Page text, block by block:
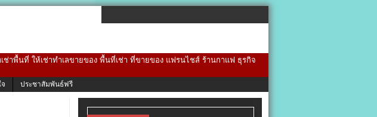
าพื้นที่ ให้เช่าทำเลขายของ พื้นที่เช่า ที่ขายของ แฟรนไชส์ ร้านกาแฟ ธุรกิจ
ประชาสัมพันธ์ฟรี